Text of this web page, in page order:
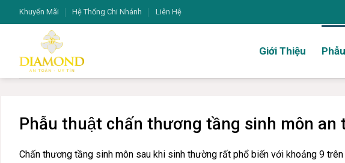
Chuyển
đến
Khuyến Mãi Hệ Thống Chi Nhánh Liên Hệ
Giới Thiệu
Phẫu thuật chấn thương tầng sinh môn an
Chấn thương tầng sinh môn sau khi sinh thường rất phổ biến với khoảng 9